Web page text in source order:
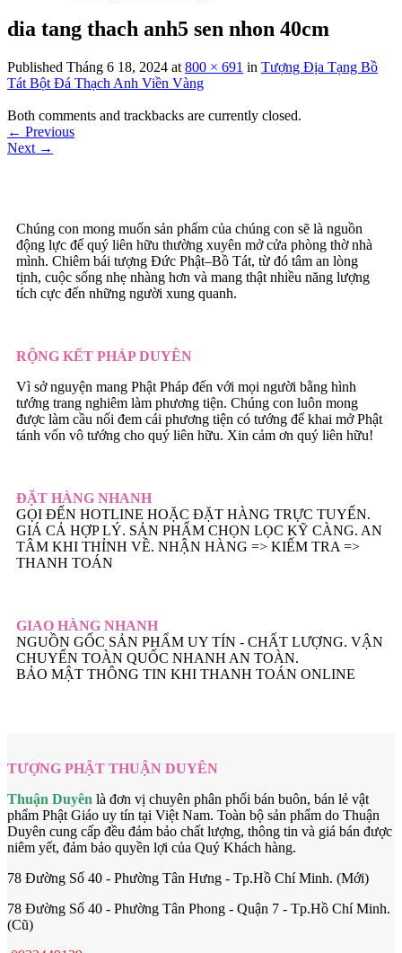
dia tang thach anh5 sen nhon 40cm
Published Tháng 6 18, 2024 at 800 × 691 in Tượng Địa Tạng Bồ
Tát Bột Đá Thạch Anh Viền Vàng
Both comments and trackbacks are currently closed.
← Previous
Next →
Chúng con mong muốn sản phẩm của chúng con sẽ là nguồn
động lực để quý liên hữu thường xuyên mở cửa phòng thờ nhà
mình. Chiêm bái tượng Đức Phật–Bồ Tát, từ đó tâm an lòng
tịnh, cuộc sống nhẹ nhàng hơn và mang thật nhiều năng lượng
tích cực đến những người xung quanh.
RỘNG KẾT PHÁP DUYÊN
Vì sở nguyện mang Phật Pháp đến với mọi người bằng hình
tướng trang nghiêm làm phương tiện. Chúng con luôn mong
được làm cầu nối đem cái phương tiện có tướng để khai mở Phật
tánh vốn vô tướng cho quý liên hữu. Xin cảm ơn quý liên hữu!
ĐẶT HÀNG NHANH
GỌI ĐẾN HOTLINE HOẶC ĐẶT HÀNG TRỰC TUYẾN.
GIÁ CẢ HỢP LÝ. SẢN PHẨM CHỌN LỌC KỸ CÀNG. AN
TÂM KHI THỈNH VỀ. NHẬN HÀNG => KIẾM TRA =>
THANH TOÁN
GIAO HÀNG NHANH
NGUỒN GỐC SẢN PHẨM UY TÍN - CHẤT LƯỢNG. VẬN
CHUYỂN TOÀN QUỐC NHANH AN TOÀN.
BẢO MẬT THÔNG TIN KHI THANH TOÁN ONLINE
TƯỢNG PHẬT THUẬN DUYÊN
Thuận Duyên là đơn vị chuyên phân phối bán buôn, bán lẻ vật
phẩm Phật Giáo uy tín tại Việt Nam. Toàn bộ sản phẩm do Thuận
Duyên cung cấp đều đảm bảo chất lượng, thông tin và giá bán được
niêm yết, đảm bảo quyền lợi của Quý Khách hàng.
78 Đường Số 40 - Phường Tân Hưng - Tp.Hồ Chí Minh. (Mới)
78 Đường Số 40 - Phường Tân Phong - Quận 7 - Tp.Hồ Chí Minh.
(Cũ)